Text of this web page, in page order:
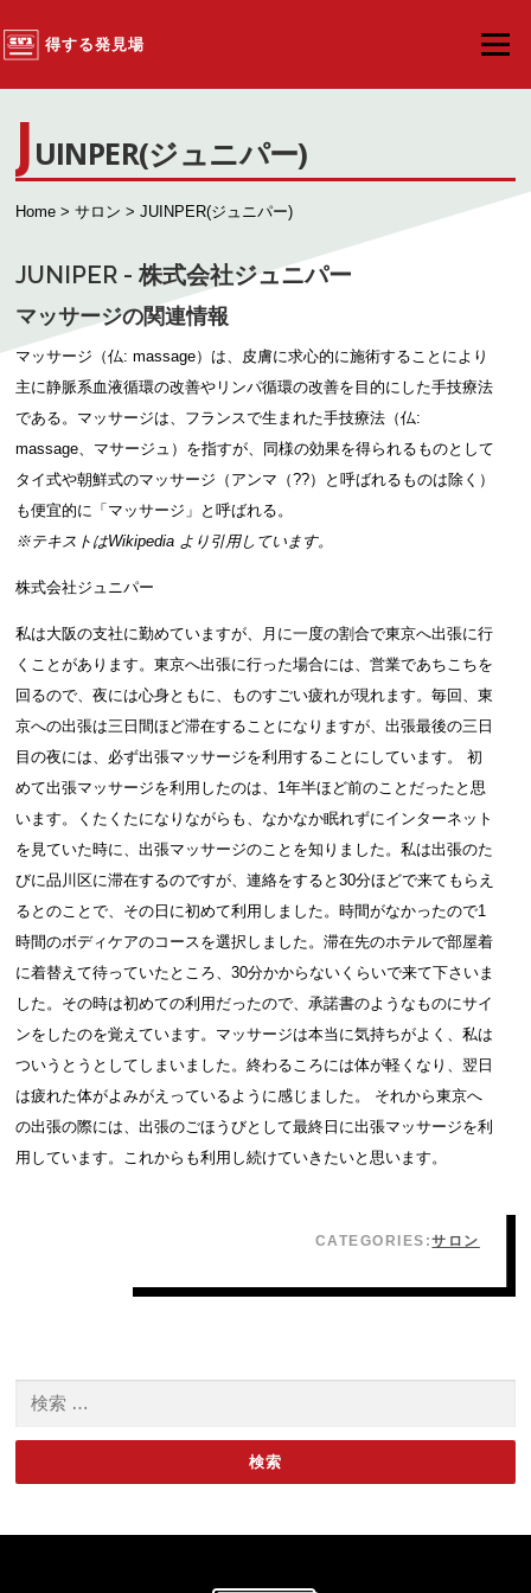
得する発見場
メニュ
JUINPER(ジュニパー)
Home >サロン > JUINPER(ジュニパー)
JUNIPER - 株式会社ジュニパー
マッサージの関連情報
マッサージ（仏: massage）は、皮膚に求心的に施術することにより
主に静脈系血液循環の改善やリンパ循環の改善を目的にした手技療法
である。マッサージは、フランスで生まれた手技療法（仏:
massage、マサージュ）を指すが、同様の効果を得られるものとして
タイ式や朝鮮式のマッサージ（アンマ（??）と呼ばれるものは除く）
も便宜的に「マッサージ」と呼ばれる。
※テキストはWikipedia より引用しています。
株式会社ジュニパー
私は大阪の支社に勤めていますが、月に一度の割合で東京へ出張に行
くことがあります。東京へ出張に行った場合には、営業であちこちを
回るので、夜には心身ともに、ものすごい疲れが現れます。毎回、東
京への出張は三日間ほど滞在することになりますが、出張最後の三日
目の夜には、必ず出張マッサージを利用することにしています。 初
めて出張マッサージを利用したのは、1年半ほど前のことだったと思
います。くたくたになりながらも、なかなか眠れずにインターネット
を見ていた時に、出張マッサージのことを知りました。私は出張のた
びに品川区に滞在するのですが、連絡をすると30分ほどで来てもらえ
るとのことで、その日に初めて利用しました。時間がなかったので1
時間のボディケアのコースを選択しました。滞在先のホテルで部屋着
に着替えて待っていたところ、30分かからないくらいで来て下さいま
した。その時は初めての利用だったので、承諾書のようなものにサイ
ンをしたのを覚えています。マッサージは本当に気持ちがよく、私は
ついうとうとしてしまいました。終わるころには体が軽くなり、翌日
は疲れた体がよみがえっているように感じました。 それから東京へ
の出張の際には、出張のごほうびとして最終日に出張マッサージを利
用しています。これからも利用し続けていきたいと思います。
CATEGORIES:サロン
検索: